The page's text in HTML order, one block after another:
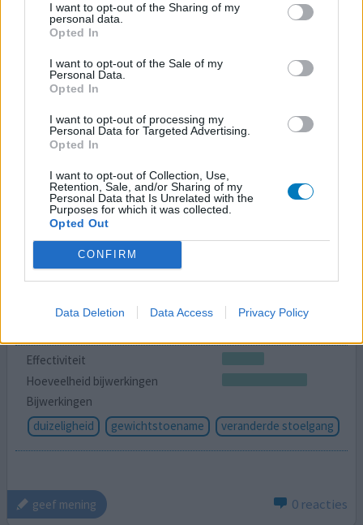
I want to opt-out of the Sharing of my
personal data.
Opted In
I want to opt-out of the Sale of my
Personal Data.
Opted In
I want to opt-out of processing my
Personal Data for Targeted Advertising.
Opted In
I want to opt-out of Collection, Use,
Retention, Sale, and/or Sharing of my
Personal Data that Is Unrelated with the
Purposes for which it was collected.
Opted Out
CONFIRM
Data Deletion Data Access Privacy Policy
venlafaxine (225mg)
Angst & paniekstoornis
Effectiviteit
Hoeveelheid bijwerkingen
droge mond
geef mening
Efexor
venlafaxine (225mg)
Effectiviteit
Hoeveelheid bijwerkingen
Bijwerkingen
duizeligheid
gewichtstoename veranderde stoelgang
geef mening 0 reacties